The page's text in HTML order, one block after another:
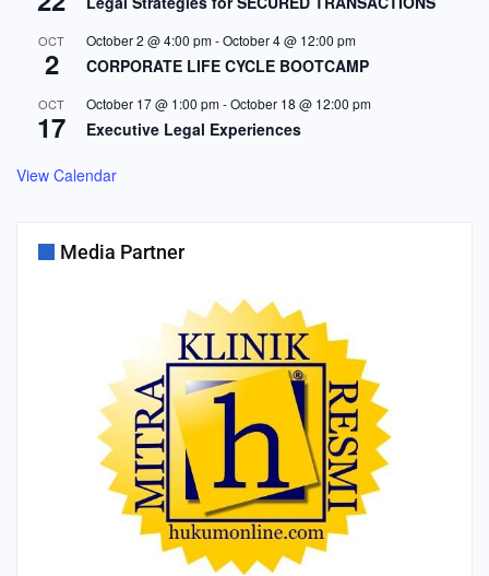
OCT
2
October 2 @ 4:00 pm-October 4 @ 12:00 pm
CORPORATE LIFE CYCLE BOOTCAMP
OCT
17
October 17 @ 1:00 pm-October 18 @ 12:00 pm
Executive Legal Experiences
View Calendar
Media Partner